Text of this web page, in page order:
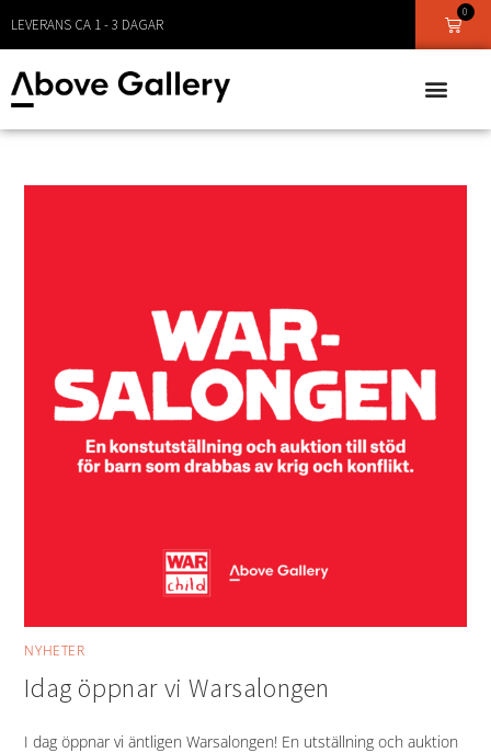
LEVERANS CA 1 - 3 DAGAR
0
NYHETER
Idag öppnar vi Warsalongen
I dag öppnar vi äntligen Warsalongen! En utställning och auktion